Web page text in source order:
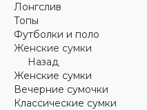
Лонгслив
Топы
Футболки и поло
Женские сумки
Назад
Женские сумки
Вечерние сумочки
Классические сумки